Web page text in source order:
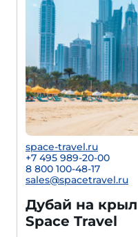
space-travel.ru
+7 495 989-20-00
8 800 100-48-17
sales@spacetravel.ru
Дубай на
Space Travel